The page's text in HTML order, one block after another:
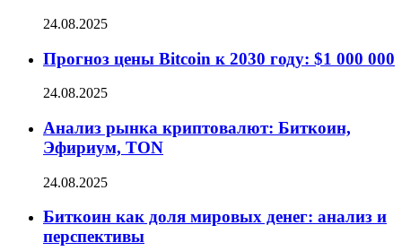
24.08.2025
Прогноз цены Bitcoin к 2030 году: $1 000 000
24.08.2025
Анализ рынка криптовалют: Биткоин,
Эфириум, TON
24.08.2025
Биткоин как доля мировых денег: анализ и
перспективы